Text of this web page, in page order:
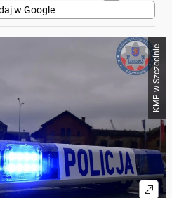
w Google
KMP w Szczecinie